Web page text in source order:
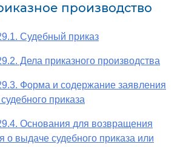
производство
Судебный приказ
Дела приказного производства
Форма и содержание заявления
приказа
Основания для возвращения
о выдаче судебного приказа или